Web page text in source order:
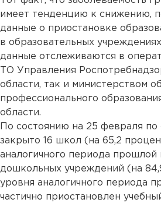
имеет тенденцию к снижению,
данные о приостановке
в образовательных
данные отслеживаются в
ТО Управления
области, так и министерством
профессионального
области.
По состоянию на 25 февраля по
закрыто 16 школ (на 65,2
аналогичного периода прошлой
дошкольных учреждений (на
уровня аналогичного периода
частично приостановлен